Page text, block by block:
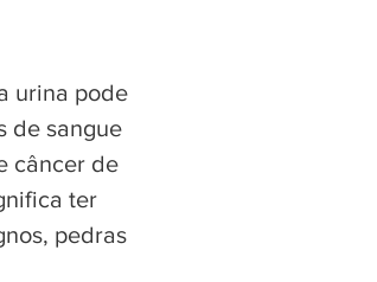
urina pode
de sangue
câncer de
ter
pedras